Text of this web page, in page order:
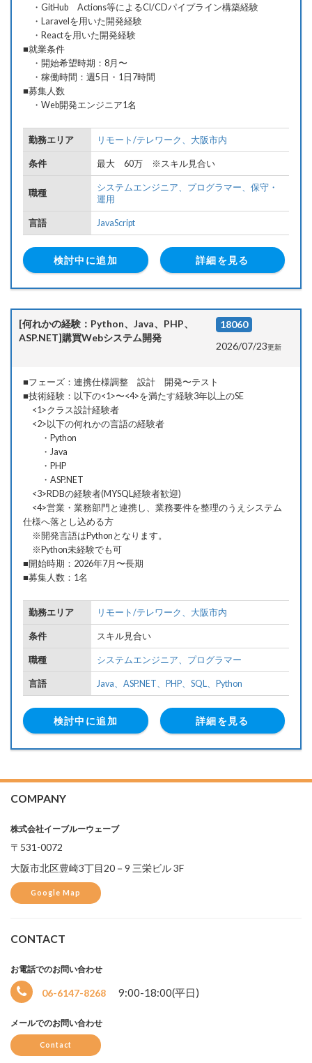
・GitHub Actions等によるCI/CDパイプライン構築経験
・Laravelを用いた開発経験
・Reactを用いた開発経験
■就業条件
・開始希望時期：8月〜
・稼働時間：週5日・1日7時間
■募集人数
・Web開発エンジニア1名
勤務エリア リモート/テレワーク、 大阪市内
条件 最大 60万 ※スキル見合い
職種
システムエンジニア、 プログラマー、 保守・
運用
言語 JavaScript
検討中に追加 詳細を見る
[何れかの経験：Python、Java、PHP、
ASP.NET]購買Webシステム開発
18060
2026/07/23更新
■フェーズ：連携仕様調整 設計 開発〜テスト
■技術経験：以下の<1>〜<4>を満たす経験3年以上のSE
<1>クラス設計経験者
<2>以下の何れかの言語の経験者
・Python
・Java
・PHP
・ASP.NET
<3>RDBの経験者(MYSQL経験者歓迎)
<4>営業・業務部門と連携し、業務要件を整理のうえシステム
仕様へ落とし込める方
※開発言語はPythonとなります。
※Python未経験でも可
■開始時期：2026年7月〜長期
■募集人数：1名
勤務エリア リモート/テレワーク、 大阪市内
条件 スキル見合い
職種 システムエンジニア、 プログラマー
言語 Java、 ASP.NET、 PHP、 SQL、 Python
検討中に追加 詳細を見る
COMPANY
株式会社イーブルーウェーブ
〒531-0072
大阪市北区豊崎3丁目20－9 三栄ビル 3F
Google Map
CONTACT
お電話でのお問い合わせ
06-6147-8268 9:00-18:00(平日)
メールでのお問い合わせ
Contact